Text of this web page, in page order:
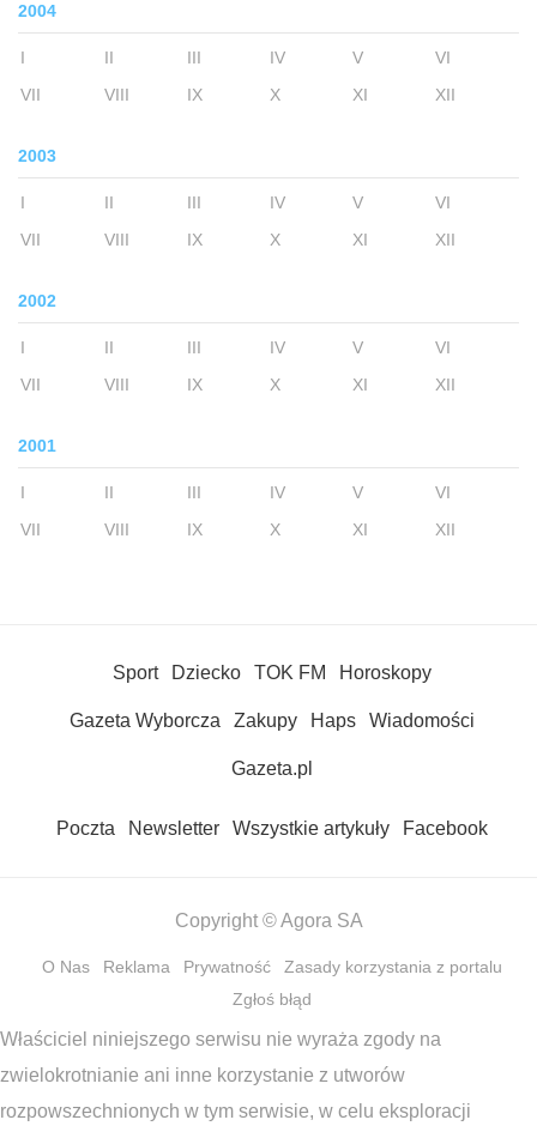
2004
I II III IV V
VI
VII
VIII IX X XI XII
2003
I II III IV V
VI
VII
VIII IX X XI XII
2002
I II III IV V
VI
VII
VIII IX X XI XII
2001
I II III IV V
VI
VII
VIII IX X XI XII
Sport Dziecko TOK FM Horoskopy
Gazeta Wyborcza Zakupy Haps Wiadomości
Gazeta.pl
Poczta Newsletter Wszystkie artykuły Facebook
Copyright © Agora SA
O Nas Reklama Prywatność
Zasady korzystania z portalu
Zgłoś błąd
Właściciel niniejszego serwisu nie wyraża zgody na
zwielokrotnianie ani inne korzystanie z utworów
rozpowszechnionych w tym serwisie, w celu eksploracji